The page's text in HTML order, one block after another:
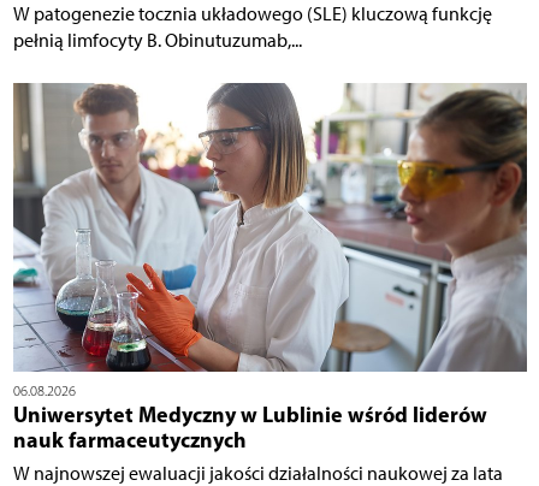
W patogenezie tocznia układowego (SLE) kluczową funkcję
pełnią limfocyty B. Obinutuzumab,...
06.08.2026
Uniwersytet Medyczny w Lublinie wśród liderów
nauk farmaceutycznych
W najnowszej ewaluacji jakości działalności naukowej za lata